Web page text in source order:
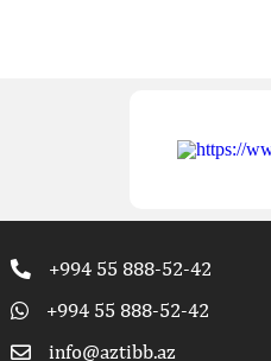
+994 55 888-52-42
+994 55 888-52-42
info@aztibb.az